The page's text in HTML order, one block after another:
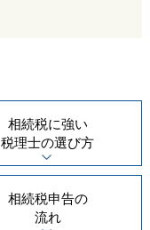
相続税に強い
税理士の選び方
相続税申告の
流れ